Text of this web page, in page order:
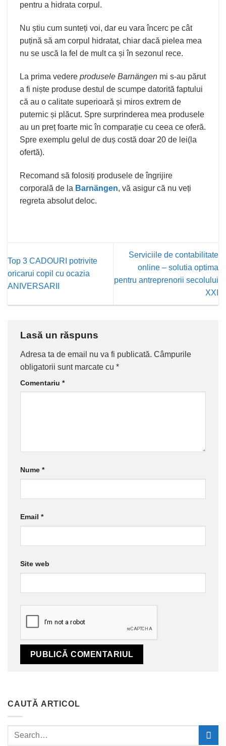
pentru a hidrata corpul.
Nu știu cum sunteți voi, dar eu vara încerc pe cât
puțină să am corpul hidratat, chiar dacă pielea mea
nu se uscă la fel de mult ca și în sezonul rece.
La prima vedere produsele Barnängen mi s-au părut
a fi niște produse destul de scumpe datorită faptului
că au o calitate superioară și miros extrem de
puternic și plăcut. Spre surprinderea mea produsele
au un preț foarte mic în comparație cu ceea ce oferă.
Spre exemplu gelul de duș costă doar 20 de lei(la
ofertă).
Recomand să folosiți produsele de îngrijire
corporală de la Barnängen, vă asigur că nu veți
regreta absolut deloc.
Top 3 CADOURI potrivite
oricarui copil cu ocazia
ANIVERSARII
Serviciile de contabilitate
online – solutia optima
pentru antreprenorii secolului
XXI
Lasă un răspuns
Adresa ta de email nu va fi publicată. Câmpurile
obligatorii sunt marcate cu *
Comentariu *
Nume *
Email *
Site web
CAUTĂ ARTICOL